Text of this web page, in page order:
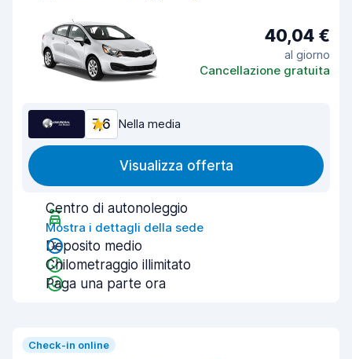
40,04 €
al giorno
Cancellazione gratuita
7,6 Nella media
Visualizza offerta
Centro di autonoleggio
Mostra i dettagli della sede
Deposito medio
Chilometraggio illimitato
Paga una parte ora
Check-in online